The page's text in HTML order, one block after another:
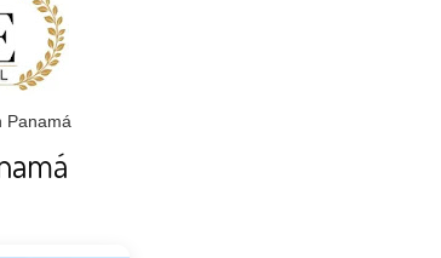
Panamá